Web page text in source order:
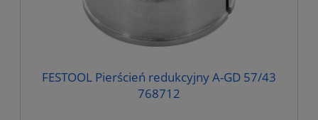
FESTOOL Pierścień redukcyjny A-GD 57/43
768712